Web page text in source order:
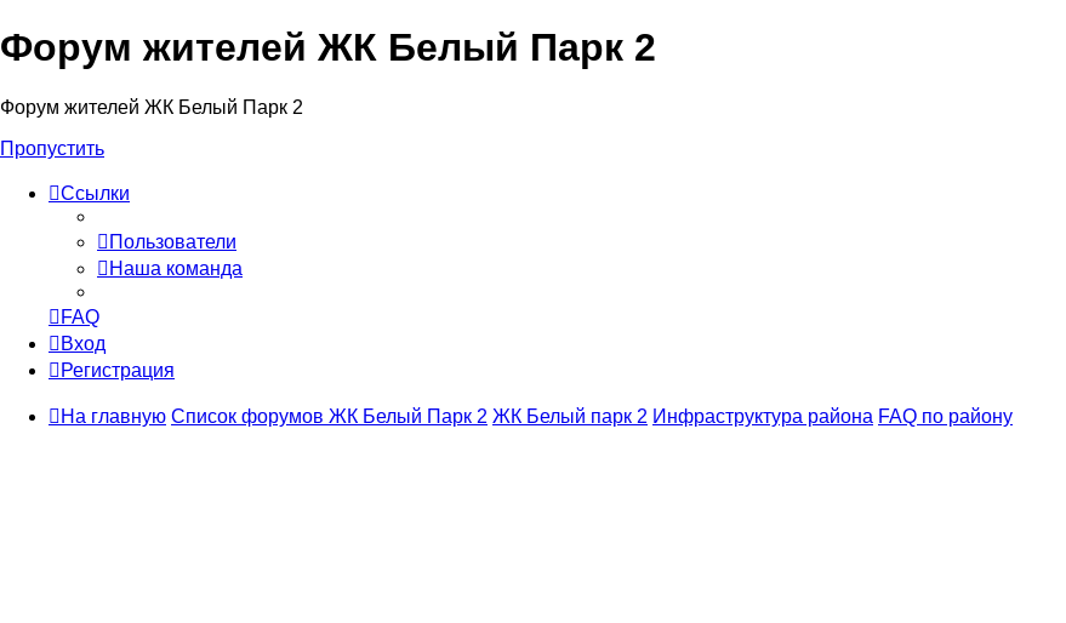
Форум жителей ЖК Белый Парк 2
Форум жителей ЖК Белый Парк 2
Пропустить
Ссылки
Пользователи
Наша команда
FAQ
Вход
Регистрация
На главную Список форумов ЖК Белый Парк 2 ЖК Белый парк 2 Инфраструктура района FAQ по району